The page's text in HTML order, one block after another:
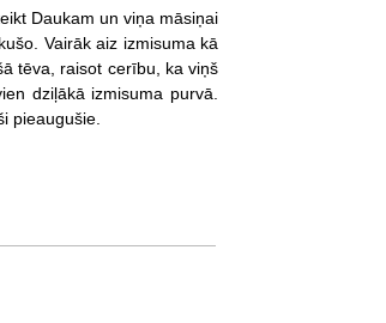
Daukam un viņa māsiņai
Vairāk aiz izmisuma kā
tēva, raisot cerību, ka viņš
dziļākā izmisuma purvā.
pieaugušie.